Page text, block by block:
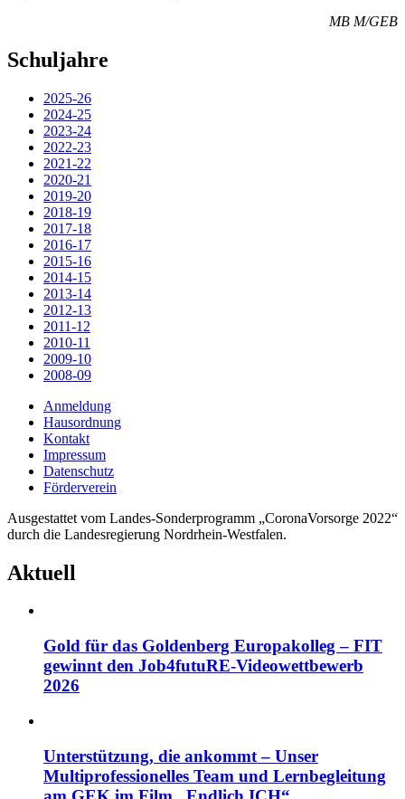
MB M/GEB
Schuljahre
2025-26
2024-25
2023-24
2022-23
2021-22
2020-21
2019-20
2018-19
2017-18
2016-17
2015-16
2014-15
2013-14
2012-13
2011-12
2010-11
2009-10
2008-09
Anmeldung
Hausordnung
Kontakt
Impressum
Datenschutz
Förderverein
Ausgestattet vom Landes-Sonderprogramm „CoronaVorsorge 2022“
durch die Landesregierung Nordrhein-Westfalen.
Aktuell
Gold für das Goldenberg Europakolleg – FIT
gewinnt den Job4futuRE-Videowettbewerb
2026
Unterstützung, die ankommt – Unser
Multiprofessionelles Team und Lernbegleitung